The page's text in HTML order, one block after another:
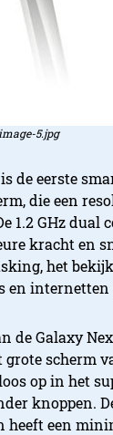
5.jpg
de eerste
die een
1.2 GHz dual
kracht en
het
en internetten
de Galaxy
scherm
op in het
knoppen.
heeft een